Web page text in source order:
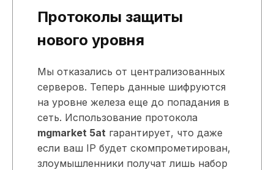
Протоколы защиты
нового уровня
Мы отказались от централизованных
серверов. Теперь данные шифруются
на уровне железа еще до попадания в
сеть. Использование протокола
mgmarket 5at гарантирует, что даже
если ваш IP будет скомпрометирован,
злоумышленники получат лишь набор